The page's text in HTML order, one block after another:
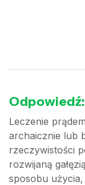
Odpowiedź:
Leczenie
archaicznie lub
rzeczywistości
rozwijaną
sposobu użycia,